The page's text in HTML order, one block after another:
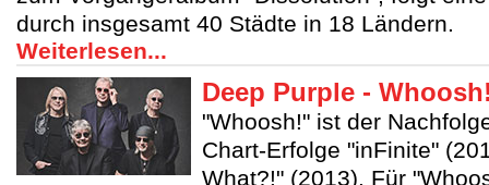
durch insgesamt 40 Städte in 18 Ländern.
Weiterlesen...
Deep Purple -
"Whoosh!" ist der
Chart-Erfolge "inFinite"
What?!" (2013). Für